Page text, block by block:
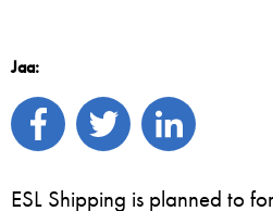
Jaa:
ESL Shipping is planned to